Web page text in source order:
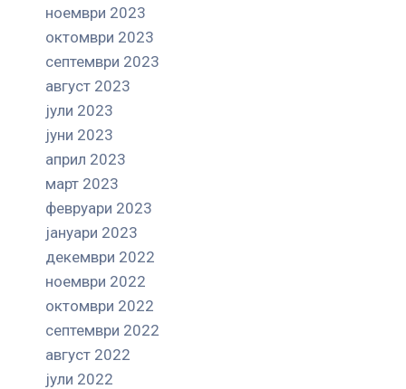
ноември 2023
октомври 2023
септември 2023
август 2023
јули 2023
јуни 2023
април 2023
март 2023
февруари 2023
јануари 2023
декември 2022
ноември 2022
октомври 2022
септември 2022
август 2022
јули 2022